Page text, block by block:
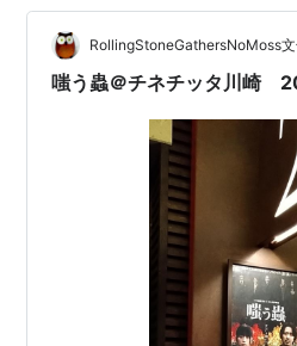
が、彼らの日々の暮らしを見て
ことがよく分かる。仕事中に妹
いないし、一人でずっと世話を
RollingStoneGathersNoMoss
嗤う蟲＠チネチッタ川崎